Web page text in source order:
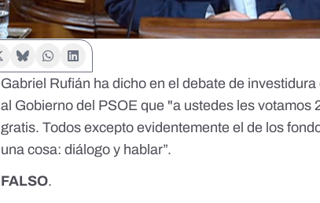
Gabriel Rufián ha dicho en el debate de
al Gobierno del PSOE que "a ustedes les votamos
gratis. Todos excepto evidentemente el de los
una cosa: diálogo y hablar”.
FALSO.